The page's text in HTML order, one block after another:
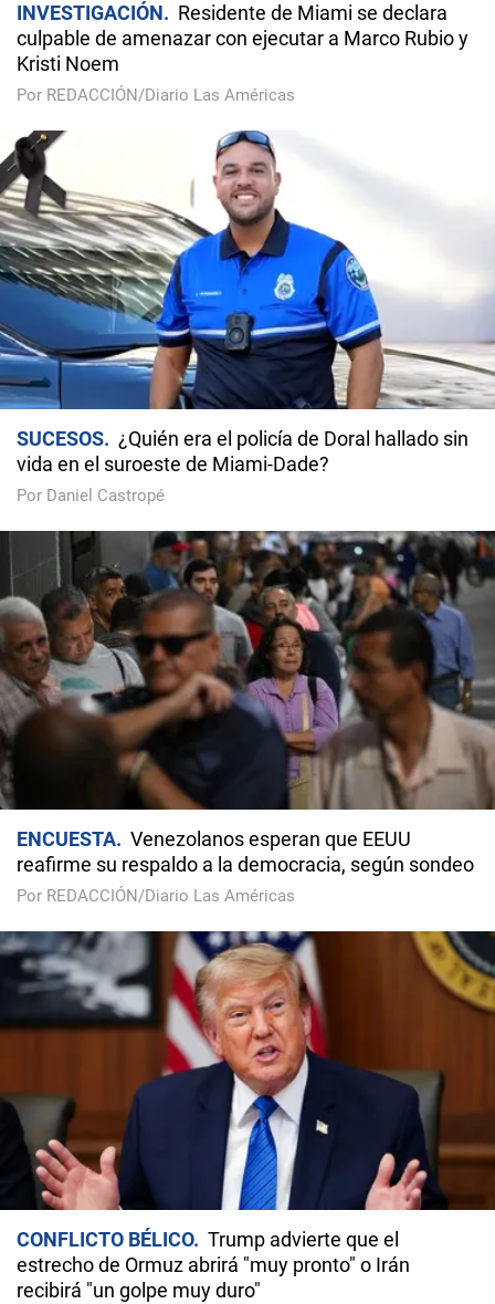
INVESTIGACIÓN
Residente de Miami se declara
culpable de amenazar con ejecutar a Marco Rubio y
Kristi Noem
Por REDACCIÓN/Diario Las Américas
SUCESOS
¿Quién era el policía de Doral hallado sin
vida en el suroeste de Miami-Dade?
Por Daniel Castropé
ENCUESTA
Venezolanos esperan que EEUU
reafirme su respaldo a la democracia, según sondeo
Por REDACCIÓN/Diario Las Américas
CONFLICTO BÉLICO
Trump advierte que el
estrecho de Ormuz abrirá "muy pronto" o Irán
recibirá "un golpe muy duro"